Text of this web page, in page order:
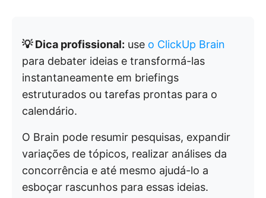
💡 Dica profissional: use o ClickUp Brain
para debater ideias e transformá-las
instantaneamente em briefings
estruturados ou tarefas prontas para o
calendário.
O Brain pode resumir pesquisas, expandir
variações de tópicos, realizar análises da
concorrência e até mesmo ajudá-lo a
esboçar rascunhos para essas ideias.